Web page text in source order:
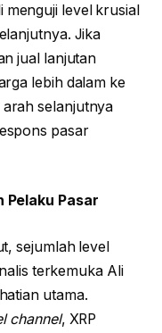
menguji level krusial
Jika
jual lanjutan
lebih dalam ke
selanjutnya
pasar
Pelaku Pasar
sejumlah level
terkemuka Ali
utama.
channel, XRP